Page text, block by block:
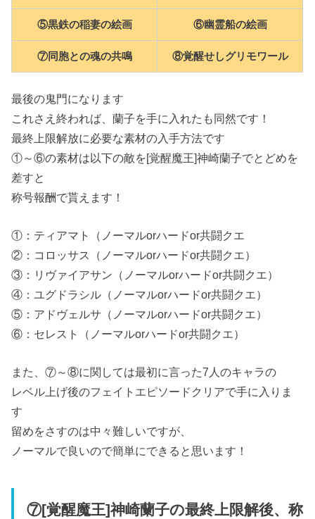
⑤黒鉄の稲妻の絵画 ⑥幽霊船の絵画
⑦同胞との魂の共鳴 ⑧覚醒せしグリモワール
最後の鬼門になります
これさえ終われば、蘭子を手に入れたも同然です！
最終上限解放に必要な素材の入手方法です
①～⑥の素材は以下の敵を[覚醒魔王]神崎蘭子でとどめを
差すと
称号報酬で貰えます！
①：ティアマト（ノーマルorハードor共闘クエ
②：コロッサス（ノーマルorハードor共闘クエ）
③：リヴァイアサン（ノーマルorハードor共闘クエ）
④：ユグドラシル（ノーマルorハードor共闘クエ）
⑤：アドヴェルサ（ノーマルorハードor共闘クエ）
⑥：セレスト（ノーマルorハードor共闘クエ）
また、⑦～⑧に関しては最初に言った7人のキャラの
レベル上げ後のフェイトエピソードクリアで手に入りま
す
留めをさすのは中々難しいですが、
ノーマルで良いので簡単にできると思います！
⑦[覚醒魔王]神崎蘭子の最終上限解後、称